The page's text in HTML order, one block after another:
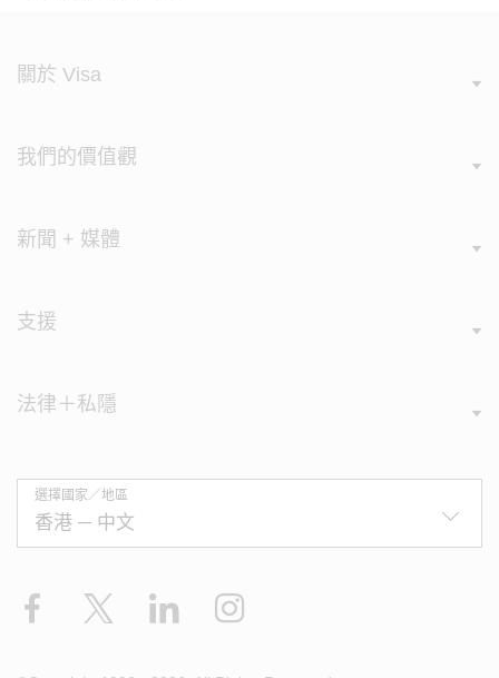
關於 Visa
我們的價值觀
新聞 + 媒體
支援
法律＋私隱
選擇國家／地區
Facebook LinkedIn